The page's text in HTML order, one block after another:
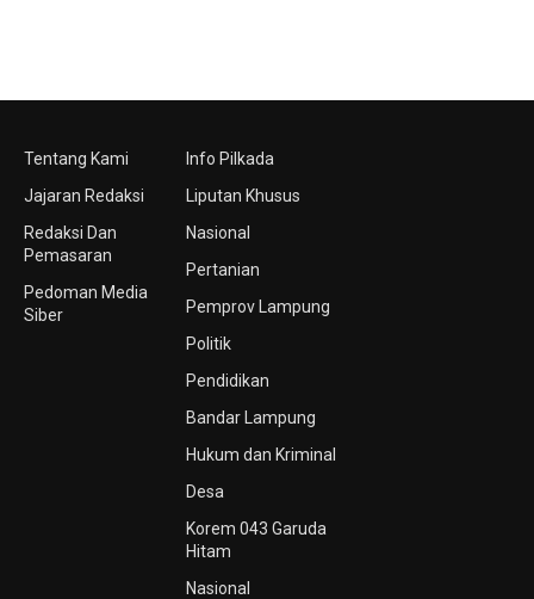
Tentang Kami
Jajaran Redaksi
Redaksi Dan
Pemasaran
Pedoman Media
Siber
Info Pilkada
Liputan Khusus
Nasional
Pertanian
Pemprov Lampung
Politik
Pendidikan
Bandar Lampung
Hukum dan Kriminal
Desa
Korem 043 Garuda
Hitam
Nasional